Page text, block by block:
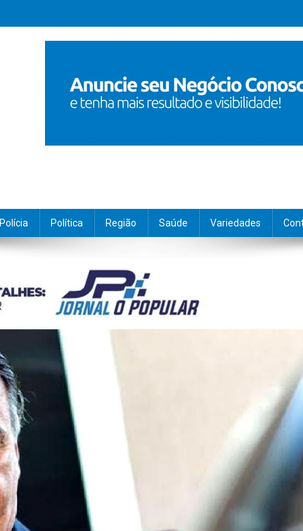
Polícia Política Região Saúde Variedades